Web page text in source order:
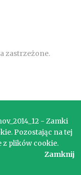
zastrzeżone.
- Zamki
Pozostając na tej
z plików cookie.
Zamknij